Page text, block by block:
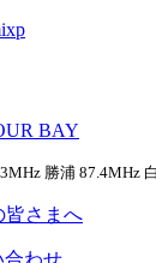
勝浦 87.4MHz
皆さまへ
合わせ